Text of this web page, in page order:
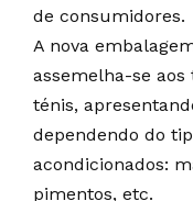
de consumidores.
A nova
assemelha-se
ténis,
dependendo do
acondicionados:
pimentos, etc.